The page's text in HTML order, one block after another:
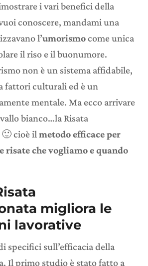
i vari benefici della
conoscere, mandami una
l’umorismocome unica
il riso e il buonumore.
non è un sistema affidabile,
fattori culturali ed è un
mentale. Ma ecco arrivare
bianco…la Risata
🙂 cioè ilmetodo efficace per
risate che vogliamo e quando
migliora le
lavorative
specifici sull’efficacia della
Il primo studio è stato fatto a